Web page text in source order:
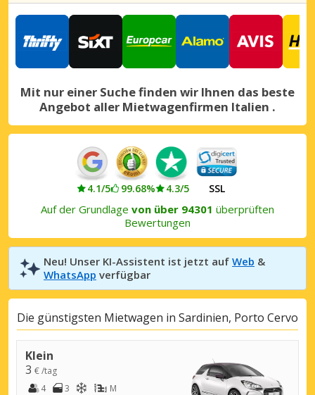
Mit nur einer Suche finden wir Ihnen das beste
Angebot aller Mietwagenfirmen Italien .
4.1/5 99.68% 4.3/5 SSL
Auf der Grundlage von über 94301 überprüften
Bewertungen
Neu! Unser KI-Assistent ist jetzt auf Web &
WhatsApp verfügbar
Die günstigsten Mietwagen in Sardinien, Porto Cervo
Klein
3 € /tag
4
3 M